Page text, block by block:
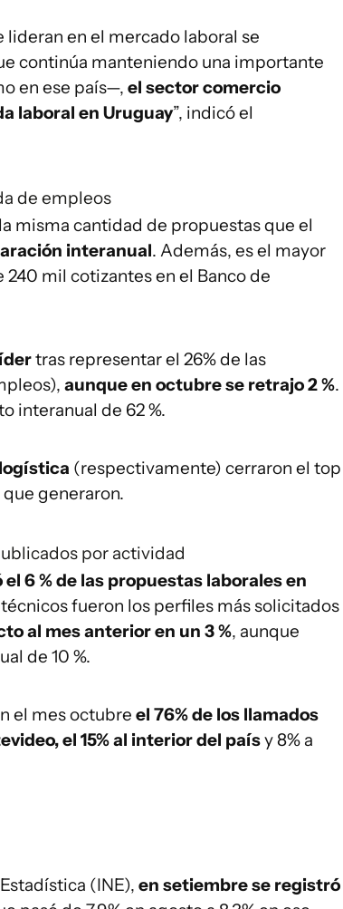
en el mercado laboral se
continúa manteniendo una importante
en ese país—, el sector comercio
laboral en Uruguay”, indicó el
de empleos
misma cantidad de propuestas que el
interanual. Además, es el mayor
mil cotizantes en el Banco de
tras representar el 26% de las
aunque en octubre se retrajo 2 %.
interanual de 62 %.
(respectivamente) cerraron el top
generaron.
por actividad
6 % de las propuestas laborales en
fueron los perfiles más solicitados
al mes anterior en un 3 %, aunque
de 10 %.
el mes octubre el 76% de los llamados
el 15% al interior del paísy 8% a
(INE), en setiembre se registró